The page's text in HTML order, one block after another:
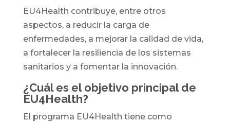
EU4Health contribuye, entre otros
aspectos, a reducir la carga de
enfermedades, a mejorar la calidad de vida,
a fortalecer la resiliencia de los sistemas
sanitarios y a fomentar la innovación.
¿Cuál es el objetivo principal de
EU4Health?
El programa EU4Health tiene como